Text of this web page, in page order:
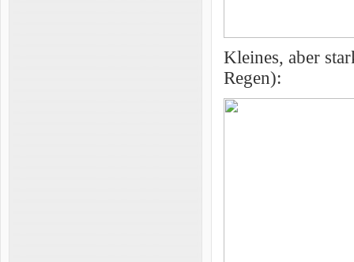
Kleines, aber
Regen):